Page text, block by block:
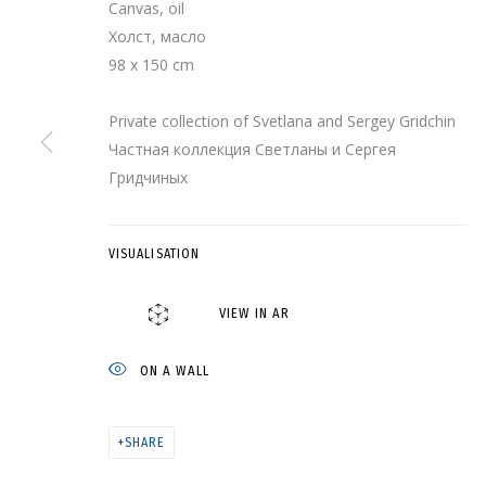
PEARL • ЖЕМЧУГ
ARTWORKS
Canvas, oil
Холст, масло
98 x 150 cm
Private collection of Svetlana and Sergey Gridchin
Частная коллекция Светланы и Сергея
Гридчиных
VISUALISATION
VIEW IN AR
ON A WALL
SHARE